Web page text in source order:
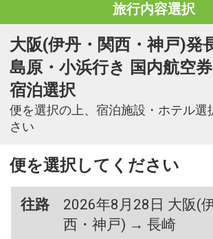
旅行内容選択
大阪(伊丹・関西・神戸)発
島原・小浜行き 国内航空
宿泊選択
便を選択の上、宿泊施設・ホテル選
さい
便を選択してください
往路
2026年8月28日 大阪(
西・神戸) → 長崎